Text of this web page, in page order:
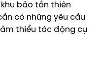
bảo tồn thiên
có những yêu cầu
thiểu tác động cụ